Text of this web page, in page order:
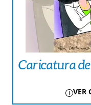
Caricatura
VER